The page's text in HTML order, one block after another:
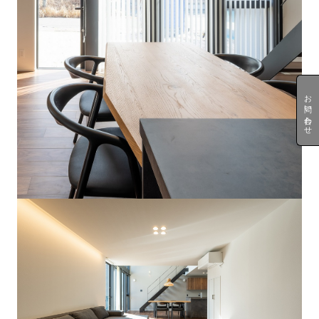
お問い合わせ